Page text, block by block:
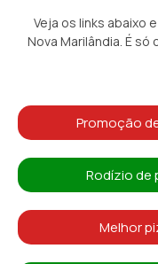
Veja os links abaixo
Nova Marilândia. É
Promoção
Rodízio de
Melhor